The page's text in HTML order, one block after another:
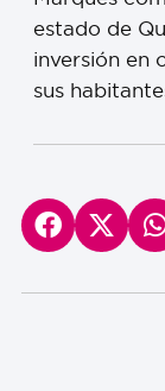
estado de
inversión en
sus